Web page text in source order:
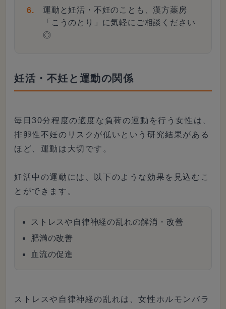
運動と妊活・不妊のことも、漢方薬房
「こうのとり」に気軽にご相談ください
◎
妊活・不妊と運動の関係
毎日30分程度の適度な負荷の運動を行う女性は、
排卵性不妊のリスクが低いという研究結果がある
ほど、運動は大切です。
妊活中の運動には、以下のような効果を見込むこ
とができます。
ストレスや自律神経の乱れの解消・改善
肥満の改善
血流の促進
ストレスや自律神経の乱れは、女性ホルモンバラ